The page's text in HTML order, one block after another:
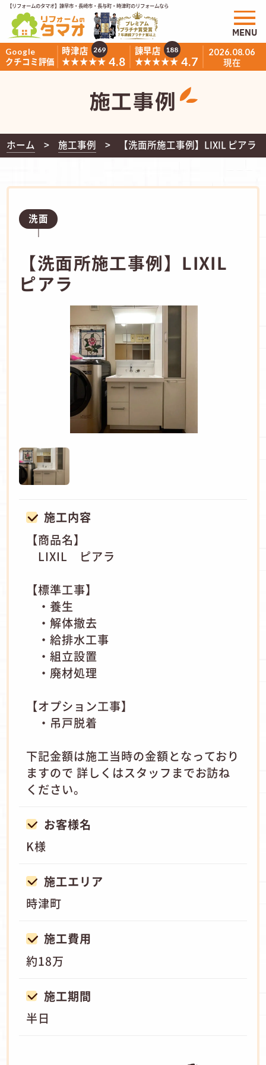
【リフォームのタマオ】諫早市・長崎市・長与町・時津町のリフォームなら
Google
クチコミ評価
時津店
★★★★★ 4.8
269
諫早店
★★★★★ 4.7
188 2026.08.06
現在
MENU
施工事例
ホーム 施工事例 【洗面所施工事例】LIXIL ピアラ
洗面
【洗面所施工事例】LIXIL
ピアラ
施工内容
【商品名】
LIXIL ピアラ
【標準工事】
・養生
・解体撤去
・給排水工事
・組立設置
・廃材処理
【オプション工事】
・吊戸脱着
下記金額は施工当時の金額となっており
ますので 詳しくはスタッフまでお訪ね
ください。
お客様名
K様
施工エリア
時津町
施工費用
約18万
施工期間
半日